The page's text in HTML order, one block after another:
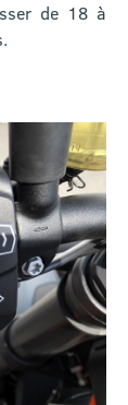
de 18 à